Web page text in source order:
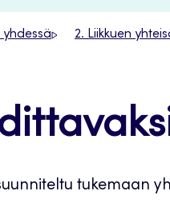
yhdessä 2. Liikkuen
tukemaan